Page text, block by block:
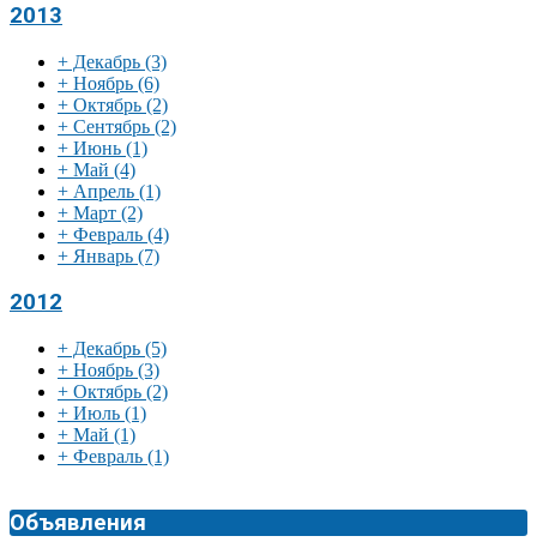
2013
+ Декабрь (3)
+ Ноябрь (6)
+ Октябрь (2)
+ Сентябрь (2)
+ Июнь (1)
+ Май (4)
+ Апрель (1)
+ Март (2)
+ Февраль (4)
+ Январь (7)
2012
+ Декабрь (5)
+ Ноябрь (3)
+ Октябрь (2)
+ Июль (1)
+ Май (1)
+ Февраль (1)
Объявления